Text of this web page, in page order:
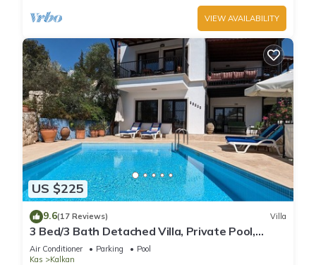
VIEW AVAILABILITY
US $225
9.6(17 Reviews) Villa
3 Bed/3 Bath Detached Villa, Private Pool,
Fantastic Views, 5 min walk to town
Air Conditioner Parking
Pool
Kas
Kalkan